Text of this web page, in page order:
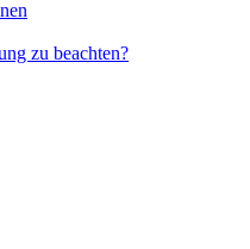
zu beachten?